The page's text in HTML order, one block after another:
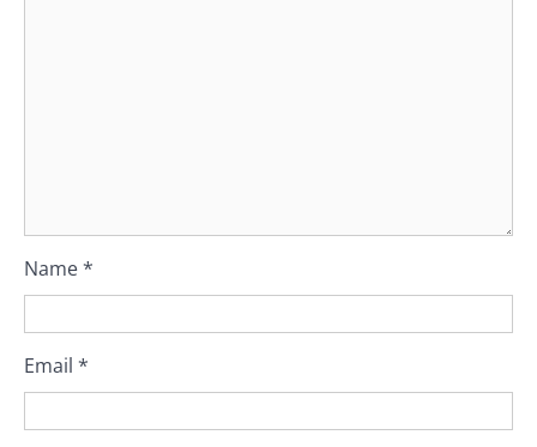
Name*
Email *